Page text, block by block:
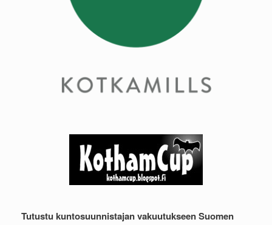
Tutustu kuntosuunnistajan vakuutukseen Suomen